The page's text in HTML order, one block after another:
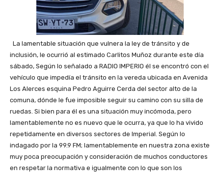
La lamentable situación que vulnera la ley de tránsito y de
inclusión, le ocurrió al estimado Carlitos Muñoz durante este día
sábado, Según lo señalado a RADIO IMPERIO él se encontró con el
vehículo que impedía el tránsito en la vereda ubicada en Avenida
Los Alerces esquina Pedro Aguirre Cerda del sector alto de la
comuna, dónde le fue imposible seguir su camino con su silla de
ruedas. Si bien para él es una situación muy incómoda, pero
lamentablemente no es nuevo que le ocurra, ya que lo ha vivido
repetidamente en diversos sectores de Imperial. Según lo
indagado por la 99.9 FM; lamentablemente en nuestra zona existe
muy poca preocupación y consideración de muchos conductores
en respetar la normativa e igualmente con lo que son los